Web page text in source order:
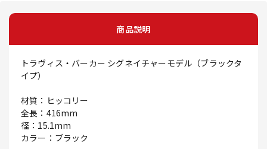
商品説明
トラヴィス・バーカー シグネイチャーモデル（ブラックタ
イプ）
材質：ヒッコリー
全長：416mm
径：15.1mm
カラー：ブラック